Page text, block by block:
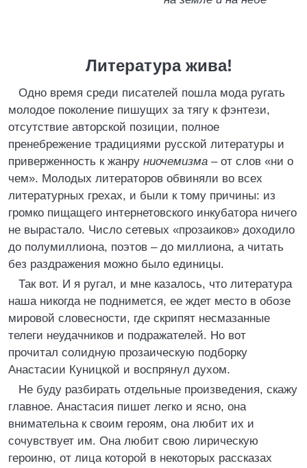
Литература жива!
Одно время среди писателей пошла мода ругать
молодое поколение пишущих за тягу к фэнтези,
отсутствие авторской позиции, полное
пренебрежение традициями русской литературы и
приверженность к жанру ниочемизма – от слов «ни о
чем». Молодых литераторов обвиняли во всех
литературных грехах, и были к тому причины: из
громко пищащего интернетовского инкубатора ничего
не вырастало. Число сетевых «прозаиков» доходило
до полумиллиона, поэтов – до миллиона, а читать
без раздражения можно было единицы.
Так вот. И я ругал, и мне казалось, что литература
наша никогда не поднимется, ее ждет место в обозе
мировой словесности, где скрипят несмазанные
телеги неудачников и подражателей. Но вот
прочитал солидную прозаическую подборку
Анастасии Куницкой и воспрянул духом.
Не буду разбирать отдельные произведения, скажу
главное. Анастасия пишет легко и ясно, она
внимательна к своим героям, она любит их и
сочувствует им. Она любит свою лирическую
героиню, от лица которой в некоторых рассказах